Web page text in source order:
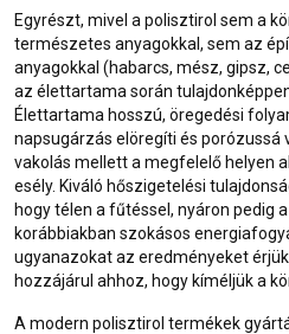
Egyrészt, mivel a polisztirol sem a
természetes anyagokkal, sem az
anyagokkal (habarcs, mész, gipsz,
az élettartama során
Élettartama hosszú, öregedési
napsugárzás elöregíti és
vakolás mellett a megfelelő helyen
esély. Kiváló hőszigetelési
hogy télen a fűtéssel, nyáron pedig
korábbiakban szokásos
ugyanazokat az eredményeket
hozzájárul ahhoz, hogy kíméljük a
A modern polisztirol termékek